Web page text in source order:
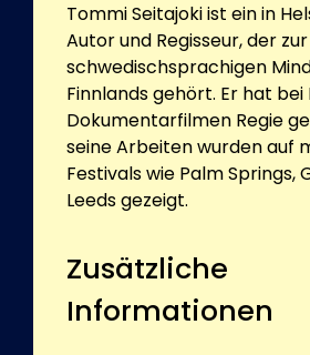
Tommi Seitajoki ist ein in
Autor und Regisseur, der zur
schwedischsprachigen
Finnlands gehört. Er hat bei
Dokumentarfilmen Regie
seine Arbeiten wurden auf
Festivals wie Palm Springs,
Leeds gezeigt.
Zusätzliche
Informationen